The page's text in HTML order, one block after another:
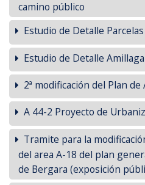
camino público
Estudio de Detalle
Estudio de Detalle
2ª modificación del Plan de
A 44-2 Proyecto de
Tramite para la
del area A-18 del plan
de Bergara (exposición